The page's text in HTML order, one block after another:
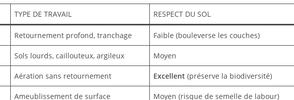
TYPE DE TRAVAIL RESPECT DU SOL
Retournement profond, tranchage Faible (bouleverse les couches)
Sols lourds, caillouteux, argileux Moyen
Aération sans retournement Excellent (préserve la biodiversité)
Ameublissement de surface Moyen (risque de semelle de labour)